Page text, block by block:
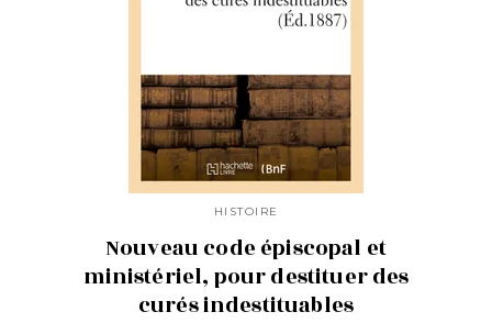
HISTOIRE
Nouveau code épiscopal et
ministériel, pour destituer des
curés indestituables